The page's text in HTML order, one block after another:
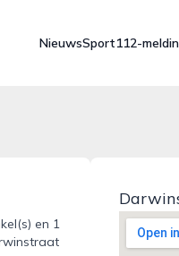
NieuwsSport112-
en 1